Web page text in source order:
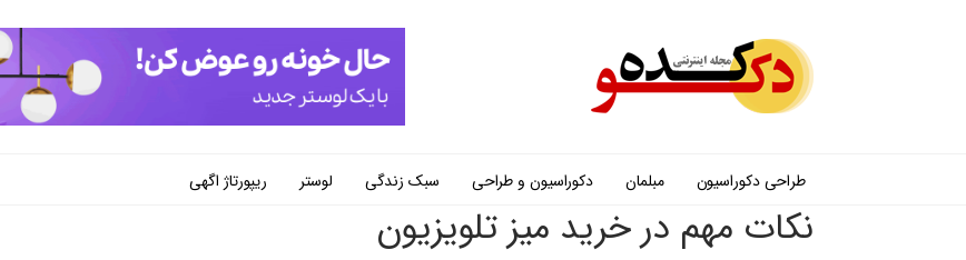
طراحی دکوراسیون مبلمان دکوراسیون و طراحی سبک زندگی لوستر ریپورتاژ اگهی
نکات مهم در خرید میز تلویزیون